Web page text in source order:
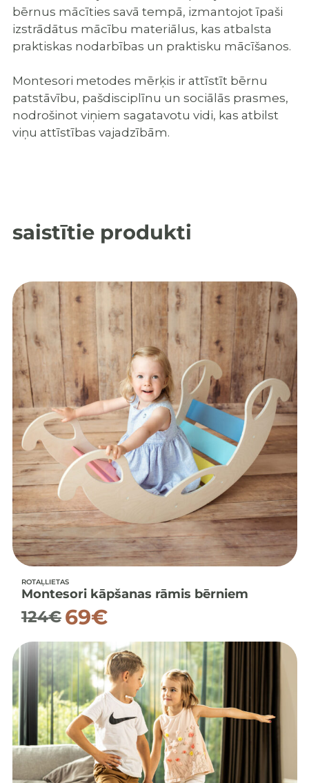
saistītie produkti
Montesori kāpšanas rāmis bērniem
ROTAĻLIETAS
124€ 69€
bērnus mācīties savā tempā, izmantojot īpaši
izstrādātus mācību materiālus, kas atbalsta
praktiskas nodarbības un praktisku mācīšanos.
Montesori metodes mērķis ir attīstīt bērnu
patstāvību, pašdisciplīnu un sociālās prasmes,
nodrošinot viņiem sagatavotu vidi, kas atbilst
viņu attīstības vajadzībām.